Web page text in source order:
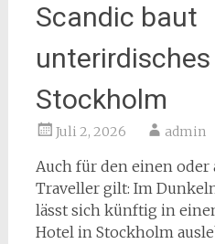
Scandic baut
Stockholm
Juli 2, 2026 admin
Auch für den einen oder
Traveller gilt: Im
lässt sich künftig in
Hotel in Stockholm